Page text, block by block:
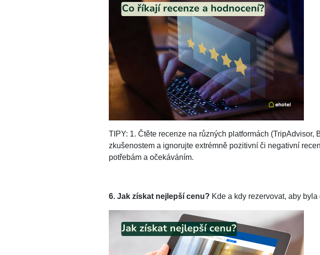
TIPY: 1. Čtěte recenze na různých platformách
zkušenostem a ignorujte extrémně pozitivní či negativní
potřebám a očekáváním.
6. Jak získat nejlepší cenu? Kde a kdy rezervovat, aby